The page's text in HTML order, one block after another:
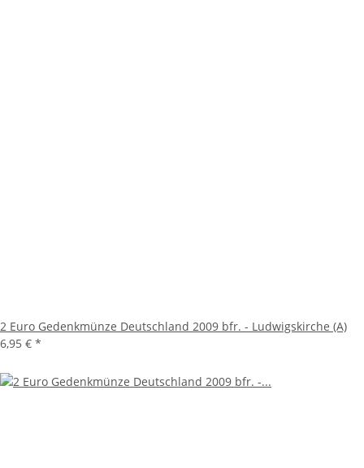
2 Euro Gedenkmünze Deutschland 2009 bfr. - Ludwigskirche (A)
6,95 € *